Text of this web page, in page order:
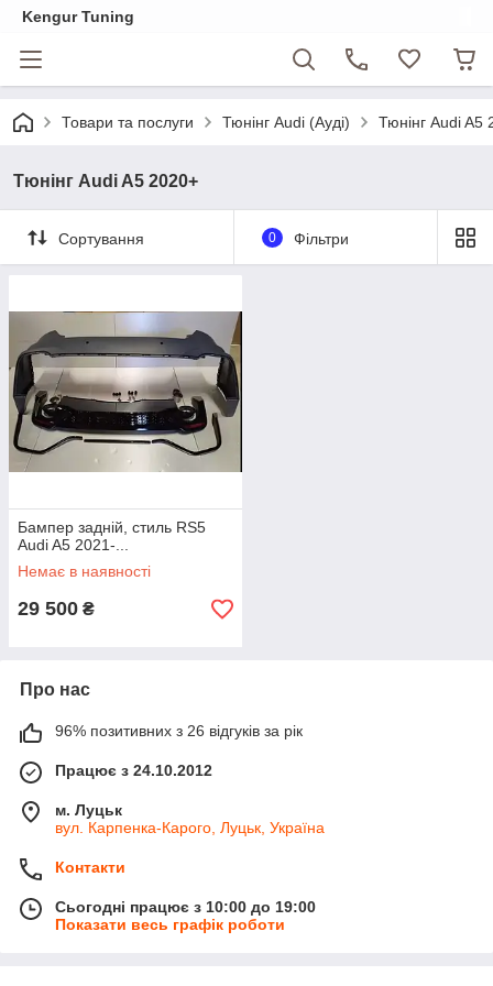
Kengur Tuning
Товари та послуги Тюнінг Audi (Ауді) Тюнінг Audi A5
Тюнінг Audi A5 2020+
Сортування 0 Фільтри
Бампер задній, стиль RS5
Audi A5 2021-...
Немає в наявності
29 500 ₴
Про нас
96% позитивних з 26 відгуків за рік
Працює з 24.10.2012
м. Луцьк
вул. Карпенка-Карого, Луцьк, Україна
Контакти
Сьогодні працює з 10:00 до 19:00
Показати весь графік роботи